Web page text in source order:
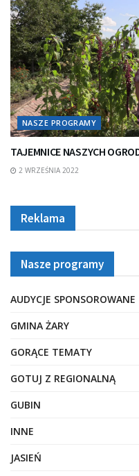
NASZE PROGRAMY
TAJEMNICE NASZYCH
2 WRZEŚNIA 2022
Reklama
Nasze programy
AUDYCJE SPONSOROWANE
GMINA ŻARY
GORĄCE TEMATY
GOTUJ Z REGIONALNĄ
GUBIN
INNE
JASIEŃ